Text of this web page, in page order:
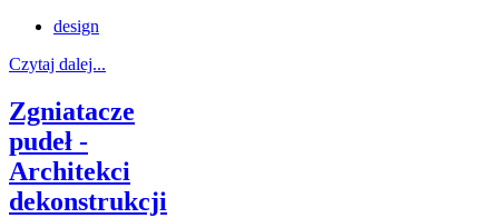
design
Czytaj dalej...
Zgniatacze
pudeł -
Architekci
dekonstrukcji